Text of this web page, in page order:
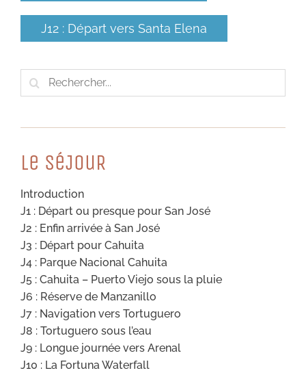
J12 : Départ vers Santa Elena
Rechercher:
Le SéJouR
Introduction
J1 : Départ ou presque pour San José
J2 : Enfin arrivée à San José
J3 : Départ pour Cahuita
J4 : Parque Nacional Cahuita
J5 : Cahuita – Puerto Viejo sous la pluie
J6 : Réserve de Manzanillo
J7 : Navigation vers Tortuguero
J8 : Tortuguero sous l’eau
J9 : Longue journée vers Arenal
J10 : La Fortuna Waterfall